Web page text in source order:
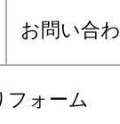
お問い合
フォーム